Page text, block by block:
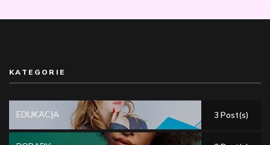
KATEGORIE
EDUKACJA 3 Post(s)